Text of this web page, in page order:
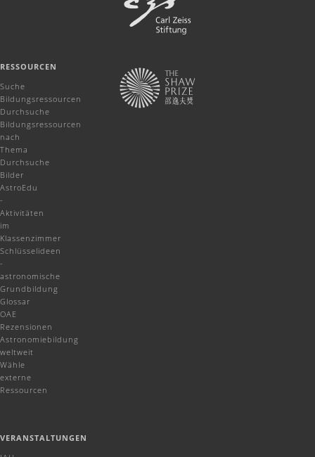
RESSOURCEN
Suche
Bildungsressourcen
Durchsuche
Bildungsressourcen
nach
Thema
Durchsuche
Bilder
AstroEdu
-
Aktivitäten
im
Klassenzimmer
Schlüsselideen
-
astronomische
Grundbildung
Glossar
OAE
Rezensionen
Astronomiebildung
weltweit
Wähle
externe
Ressourcen
VERANSTALTUNGEN